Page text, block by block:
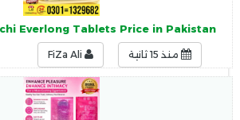
Everlong Tablets Price in Pakistan
منذ 15 ثانية